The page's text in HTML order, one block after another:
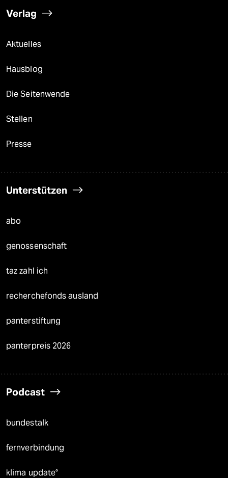
Verlag
Aktuelles
Hausblog
Die Seitenwende
Stellen
Presse
Unterstützen
abo
genossenschaft
taz zahl ich
recherchefonds ausland
panterstiftung
panterpreis 2026
Podcast
bundestalk
fernverbindung
klima update°